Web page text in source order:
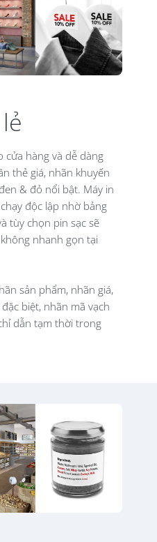
cửa hàng và dễ dàng
thẻ giá, nhãn khuyến
& đỏ nổi bật. Máy in
độc lập nhờ bảng
tùy chọn pin sạc sẽ
nhanh gọn tại
sản phẩm, nhãn giá,
biệt, nhãn mã vạch
dẫn tạm thời trong